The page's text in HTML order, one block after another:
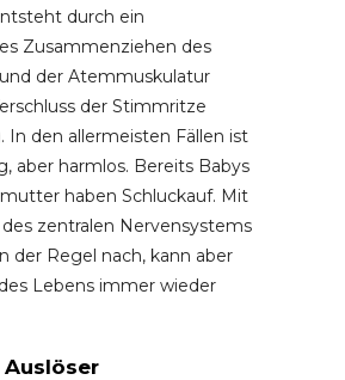
durch ein
Zusammenziehen des
der Atemmuskulatur
der Stimmritze
In den allermeisten Fällen ist
aber harmlos. Bereits Babys
haben Schluckauf. Mit
zentralen Nervensystems
der Regel nach, kann aber
Lebens immer wieder